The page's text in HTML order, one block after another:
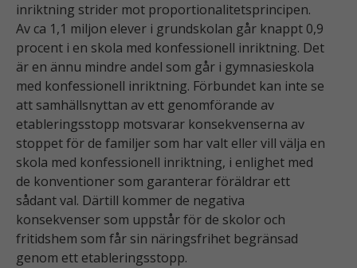
inriktning strider mot proportionalitetsprincipen.
Av ca 1,1 miljon elever i grundskolan går knappt 0,9
procent i en skola med konfessionell inriktning. Det
är en ännu mindre andel som går i gymnasieskola
med konfessionell inriktning. Förbundet kan inte se
att samhällsnyttan av ett genomförande av
etableringsstopp motsvarar konsekvenserna av
stoppet för de familjer som har valt eller vill välja en
skola med konfessionell inriktning, i enlighet med
de konventioner som garanterar föräldrar ett
sådant val. Därtill kommer de negativa
konsekvenser som uppstår för de skolor och
fritidshem som får sin näringsfrihet begränsad
genom ett etableringsstopp.